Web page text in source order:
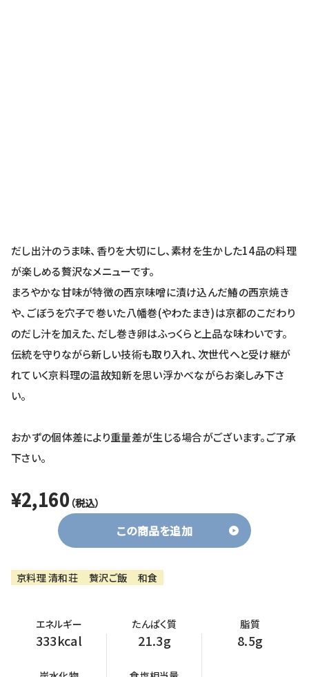
だし出汁のうま味、香りを大切にし、素材を生かした14品の料理
が楽しめる贅沢なメニューです。
まろやかな甘味が特徴の西京味噌に漬け込んだ鰆の西京焼き
や、ごぼうを穴子で巻いた八幡巻(やわたまき)は京都のこだわり
のだし汁を加えた、だし巻き卵はふっくらと上品な味わいです。
伝統を守りながら新しい技術も取り入れ、次世代へと受け継が
れていく京料理の温故知新を思い浮かべながらお楽しみ下さ
い。
おかずの個体差により重量差が生じる場合がございます。ご了承
下さい。
¥2,160 （税込）
この商品を追加
京料理 清和荘 贅沢ご飯 和食
エネルギー
333kcal
たんぱく質
21.3g
脂質
8.5g